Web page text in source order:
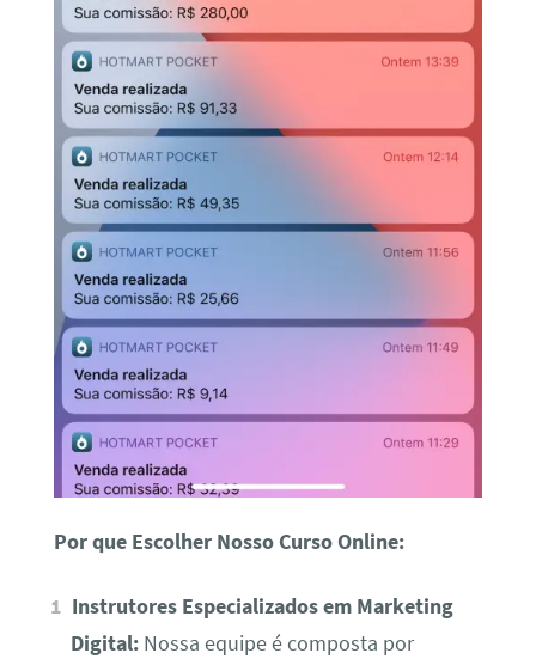
Por que Escolher Nosso Curso Online:
Instrutores Especializados em Marketing
Digital:Nossa equipe é composta por